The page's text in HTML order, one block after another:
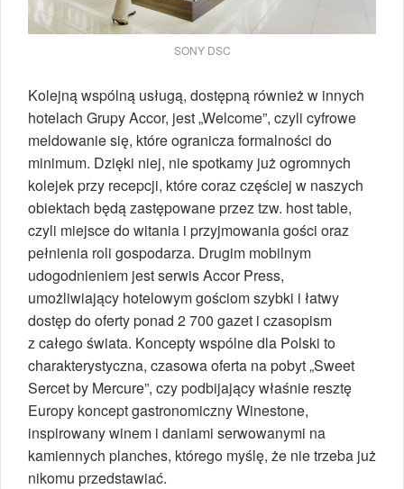
SONY DSC
Kolejną wspólną usługą, dostępną również w innych
hotelach Grupy Accor, jest „Welcome”, czyli cyfrowe
meldowanie się, które ogranicza formalności do
minimum. Dzięki niej, nie spotkamy już ogromnych
kolejek przy recepcji, które coraz częściej w naszych
obiektach będą zastępowane przez tzw. host table,
czyli miejsce do witania i przyjmowania gości oraz
pełnienia roli gospodarza. Drugim mobilnym
udogodnieniem jest serwis Accor Press,
umożliwiający hotelowym gościom szybki i łatwy
dostęp do oferty ponad 2 700 gazet i czasopism
z całego świata. Koncepty wspólne dla Polski to
charakterystyczna, czasowa oferta na pobyt „Sweet
Sercet by Mercure”, czy podbijający właśnie resztę
Europy koncept gastronomiczny Winestone,
inspirowany winem i daniami serwowanymi na
kamiennych planches, którego myślę, że nie trzeba już
nikomu przedstawiać.